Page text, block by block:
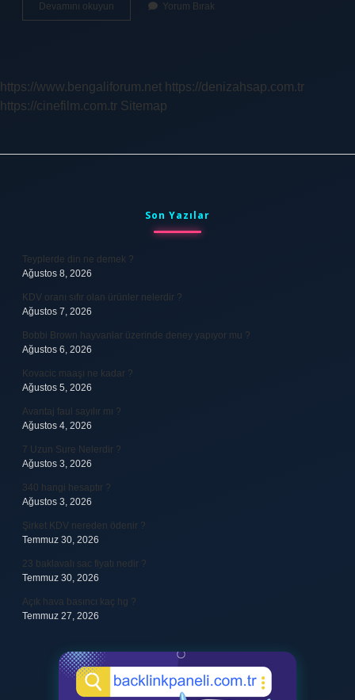
Devamını okuyun
Nedir
Yorum Bırak
https://www.bengaliforum.net https://denizahsap.com.tr
https://cinefilm.com.tr Sitemap
Son Yazılar
Teyplerde din ne demek ?
Ağustos 8, 2026
KDV oranı sıfır olan ürünler nelerdir ?
Ağustos 7, 2026
Bobbi Brown hayvanlar üzerinde deney yapıyor mu ?
Ağustos 6, 2026
Kovacic maaşı ne kadar ?
Ağustos 5, 2026
Avantaj faul sayılır mı ?
Ağustos 4, 2026
7 Uzun Sure Nelerdir ?
Ağustos 3, 2026
340 hangi hesaptır ?
Ağustos 3, 2026
Şirket KDV nereden ödenir ?
Temmuz 30, 2026
23 baklavalı sac fiyatı nedir ?
Temmuz 30, 2026
Açık hava basıncı kaç hg ?
Temmuz 27, 2026